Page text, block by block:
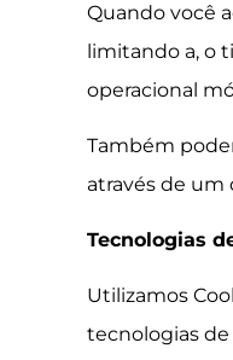
Quando você
limitando a, o
operacional
Também
através de um
Tecnologias
Utilizamos
tecnologias de